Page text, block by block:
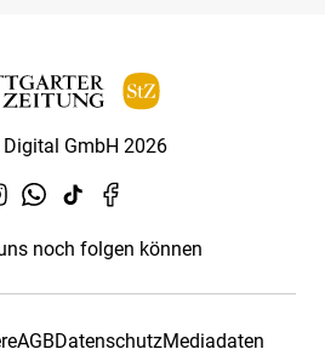
GmbH 2026
noch folgen können
AGBDatenschutzMediadaten